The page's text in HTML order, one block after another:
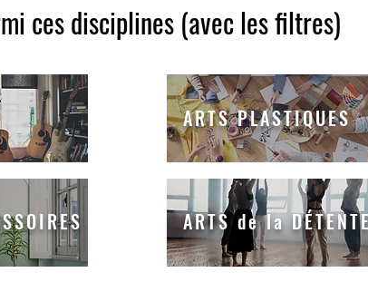
ces disciplines (avec les filtres)
ARTS PLASTIQUES
ARTS de la